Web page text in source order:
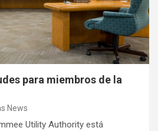
para miembros de la
News
Utility Authority está